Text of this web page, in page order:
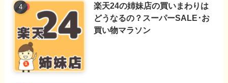
楽天24の姉妹店の買いまわりは
どうなるの？スーパーSALE･お
買い物マラソン